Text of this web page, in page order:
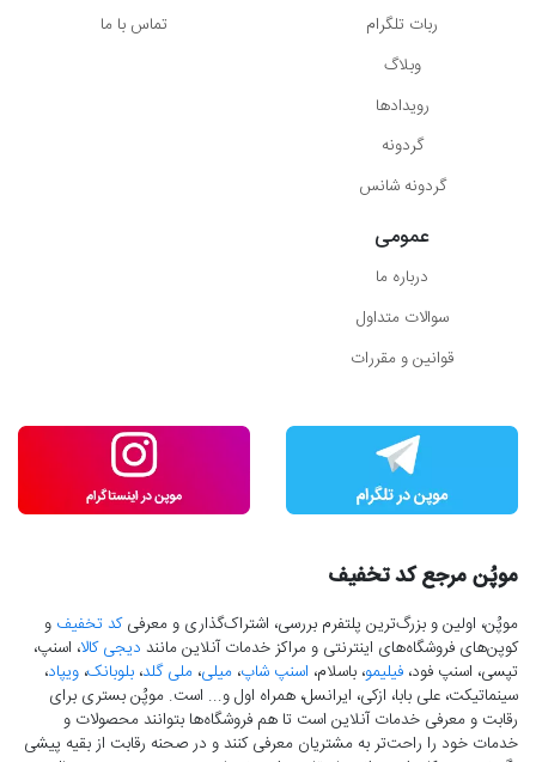
ربات تلگرام
وبلاگ
رویدادها
گردونه
گردونه شانس
تماس با ما
عمومی
درباره ما
سوالات متداول
قوانین و مقررات
موپُن مرجع کد تخفیف
موپُن، اولین و بزرگ‌ترین پلتفرم بررسی، اشتراک‌گذاری و معرفیکد تخفیف و
کوپن‌های فروشگاه‌های اینترنتی و مراکز خدمات آنلاین مانند دیجی کالا، اسنپ،
تپسی، اسنپ فود، فیلیمو، باسلام، اسنپ شاپ، میلی، ملی گلد، بلوبانک، ویپاد،
سینماتیکت، علی بابا، ازکی، ایرانسل، همراه اول و... است. موپُن بستری برای
رقابت و معرفی خدمات آنلاین است تا هم فروشگاه‌ها بتوانند محصولات و
خدمات خود را راحت‌تر به مشتریان معرفی کنند و در صحنه رقابت از بقیه پیشی